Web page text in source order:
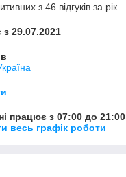
з 46 відгуків за рік
29.07.2021
працює з 07:00 до 21:00
весь графік роботи